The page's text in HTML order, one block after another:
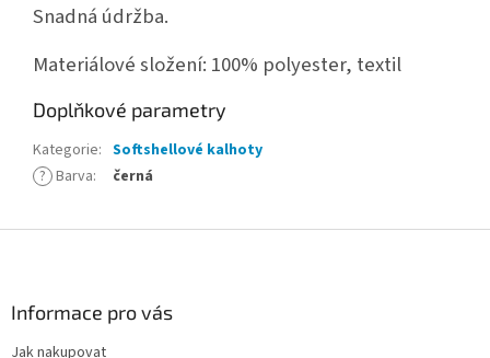
Snadná údržba.
Materiálové složení: 100% polyester, textil
Doplňkové parametry
Kategorie: Softshellové kalhoty
? Barva: černá
Informace pro vás
Jak nakupovat